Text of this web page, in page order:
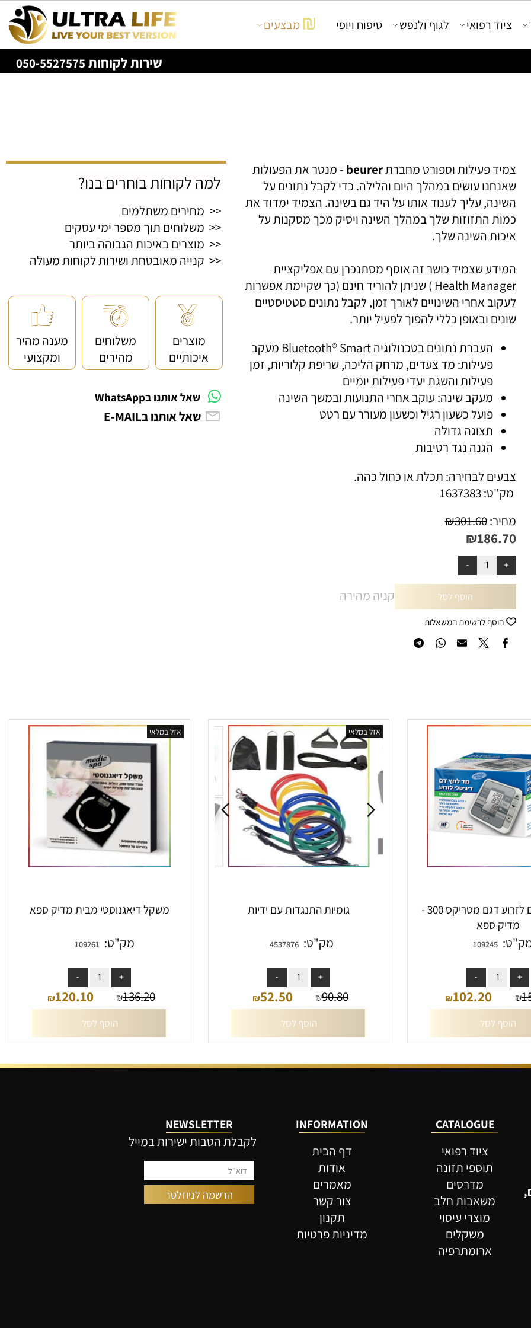
שירות לקוחות050-5527575
רפואי לגוף ולנפש טיפוח ויופי מבצעים
צמיד פעילות וספורט מחברתbeurer- מנטר את הפעולות
שאנחנו עושים במהלך היום והלילה. כדי לקבל נתונים על
השינה, עליך לענוד אותו על היד גם בשינה. הצמיד ימדוד את
כמות התזוזות שלך במהלך השינה ויסיק מכך מסקנות על
איכות השינה שלך.
המידע שצמיד כושר זה אוסף מסתנכרן עם אפליקציית
Health Manager ) שניתן להוריד חינם (כך שקיימת אפשרות
לעקוב אחרי השינויים לאורך זמן, לקבל נתונים סטטיסטיים
שונים ובאופן כללי להפוך לפעיל יותר.
העברת נתונים בטכנולוגיה Bluetooth® Smart מעקב
פעילות: מד צעדים, מרחק הליכה, שריפת קלוריות, זמן
פעילות והשגת יעדי פעילות יומיים
מעקב שינה: עוקב אחרי התנועות ובמשך השינה
פועל כשעון רגיל וכשעון מעורר עם רטט
תצוגה גדולה
צבעים לבחירה: תכלת או כחול כהה.
1637383
מחיר: ₪301.60
₪186.70
הוסף לסל
הוסף לרשימת המשאלות
למה לקוחות בוחרים בנו?
<< מחירים משתלמים
<< משלוחים תוך מספר ימי עסקים
<< מוצרים באיכות הגבוהה ביותר
<< קנייה מאובטחת ושירות לקוחות מעולה
מוצרים
איכותיים
משלוחים
מהירים
מענה מהיר
ומקצועי
שאל אותנו בWhatsApp
109245
במלאי
₪102.20
לסל
אזל במלאי
גומיות התנגדות עם ידיות
מק"ט: 4537876
אין במלאי
₪90.80
₪52.50
הוסף לסל
משקל דיאגנוסטי מבית מדיק ספא
מק"ט: 109261
אין במלאי
₪136.20
₪120.10
הוסף לסל
CATALOGUE
ציוד רפואי
תוספי תזונה
מדרסים
משאבות חלב
INFORMATION
דף הבית
אודות
מאמרים
NEWSLETTER
לקבלת הטבות ישירות במייל